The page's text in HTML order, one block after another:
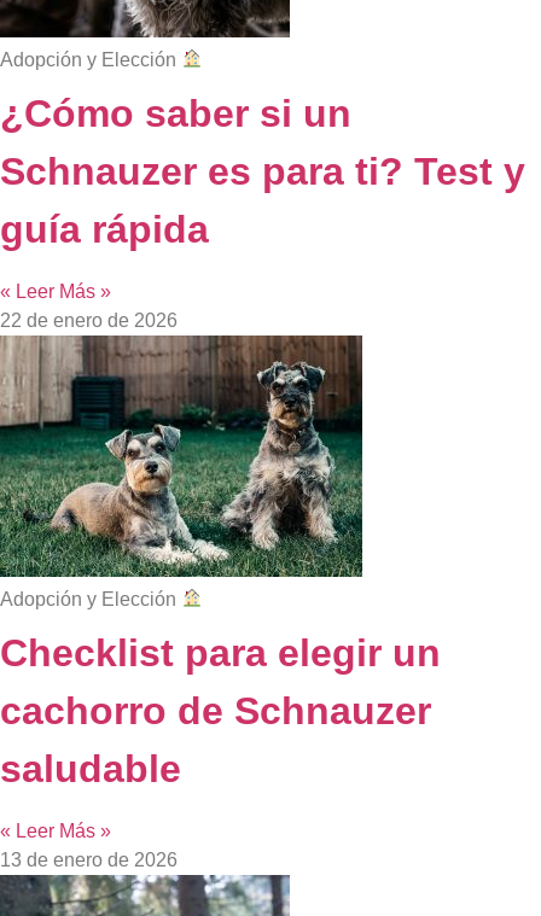
Adopción y Elección
¿Cómo saber si un
Schnauzer es para ti? Test y
guía rápida
« Leer Más »
22 de enero de 2026
Adopción y Elección
Checklist para elegir un
cachorro de Schnauzer
saludable
« Leer Más »
13 de enero de 2026